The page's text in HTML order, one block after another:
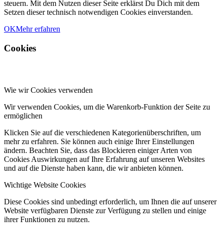
steuern. Mit dem Nutzen dieser Seite erklärst Du Dich mit dem
Setzen dieser technisch notwendigen Cookies einverstanden.
OKMehr erfahren
Cookies
Wie wir Cookies verwenden
Wir verwenden Cookies, um die Warenkorb-Funktion der Seite zu
ermöglichen
Klicken Sie auf die verschiedenen Kategorienüberschriften, um
mehr zu erfahren. Sie können auch einige Ihrer Einstellungen
ändern. Beachten Sie, dass das Blockieren einiger Arten von
Cookies Auswirkungen auf Ihre Erfahrung auf unseren Websites
und auf die Dienste haben kann, die wir anbieten können.
Wichtige Website Cookies
Diese Cookies sind unbedingt erforderlich, um Ihnen die auf unserer
Website verfügbaren Dienste zur Verfügung zu stellen und einige
ihrer Funktionen zu nutzen.